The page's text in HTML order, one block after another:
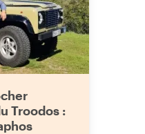
Troodos :